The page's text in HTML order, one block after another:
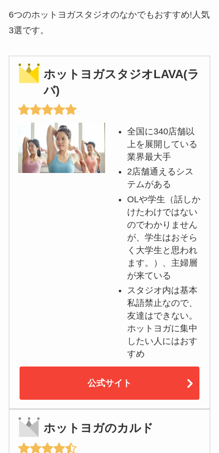
6つのホットヨガスタジオのなかでもおすすめ!人気
3選です。
ホットヨガスタジオLAVA(ラ
バ)
全国に340店舗以
上を展開している
業界最大手
2店舗通えるシス
テムがある
OLや学生（話しか
けたわけではない
のでわかりません
が、学生はおそら
く大学生と思われ
ます。）、主婦層
が来ている
スタジオ内は基本
私語禁止なので、
友達はできない。
ホットヨガに集中
したい人にはおす
すめ
公式サイト
ホットヨガのカルド